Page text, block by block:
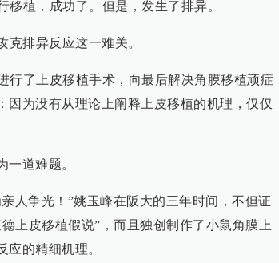
移植，成功了。但是，发生了排异。
克排异反应这一难关。
行了上皮移植手术，向最后解决角膜移植顽症
因为没有从理论上阐释上皮移植的机理，仅仅
一道难题。
人争光！”姚玉峰在阪大的三年时间，不但证
上皮移植假说”，而且独创制作了小鼠角膜上
应的精细机理。